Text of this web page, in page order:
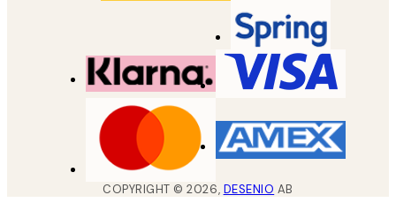
COPYRIGHT ©2026, DESENIO AB